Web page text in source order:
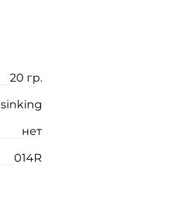
20 гр.
sinking
нет
014R